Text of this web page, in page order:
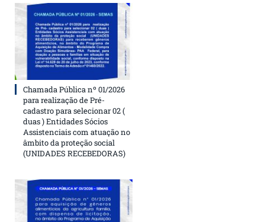
Chamada Pública nº 01/2026
para realização de Pré-
cadastro para selecionar 02 (
duas ) Entidades Sócios
Assistenciais com atuação no
âmbito da proteção social
(UNIDADES RECEBEDORAS)